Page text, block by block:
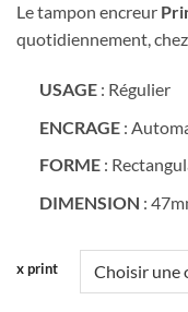
Le tampon encreur
quotidiennement,
USAGE: Régulier
ENCRAGE:
FORME:
DIMENSION :
x print